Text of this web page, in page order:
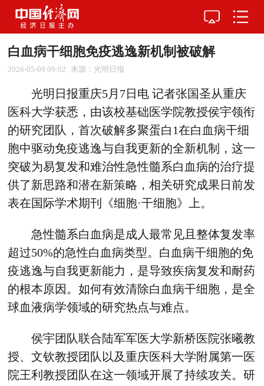
白血病干细胞免疫逃逸新机制被破解
2026-05-09 09:02 来源：光明日报
光明日报重庆5月7日电 记者张国圣从重庆
医科大学获悉，由该校基础医学院教授侯宇领衔
的研究团队，首次破解多聚蛋白1在白血病干细
胞中驱动免疫逃逸与自我更新的全新机制，这一
突破为易复发和难治性急性髓系白血病的治疗提
供了新思路和潜在新策略，相关研究成果日前发
表在国际学术期刊《细胞·干细胞》上。
急性髓系白血病是成人最常见且整体复发率
超过50%的急性白血病类型。白血病干细胞的免
疫逃逸与自我更新能力，是导致疾病复发和耐药
的根本原因。如何有效清除白血病干细胞，是全
球血液病学领域的研究热点与难点。
侯宇团队联合陆军军医大学新桥医院张曦教
授、文钦教授团队以及重庆医科大学附属第一医
院王利教授团队在这一领域开展了持续攻关。研